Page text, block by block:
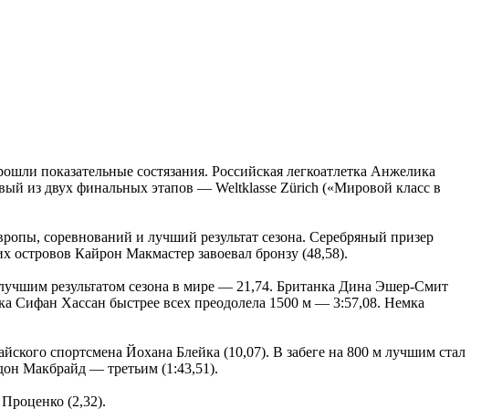
показательные состязания. Российская легкоатлетка Анжелика
из двух финальных этапов — Weltklasse Zürich («Мировой класс в
соревнований и лучший результат сезона. Серебряный призер
Кайрон Макмастер завоевал бронзу (48,58).
результатом сезона в мире — 21,74. Британка Дина Эшер-Смит
Сифан Хассан быстрее всех преодолела 1500 м — 3:57,08. Немка
спортсмена Йохана Блейка (10,07). В забеге на 800 м лучшим стал
Макбрайд — третьим (1:43,51).
(2,32).